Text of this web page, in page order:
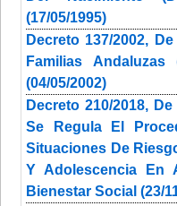
(17/05/1995)
Decreto 137/2002,
Familias Andaluzas
(04/05/2002)
Decreto 210/2018,
Se Regula El
Situaciones De
Y Adolescencia En
Bienestar Social (23/